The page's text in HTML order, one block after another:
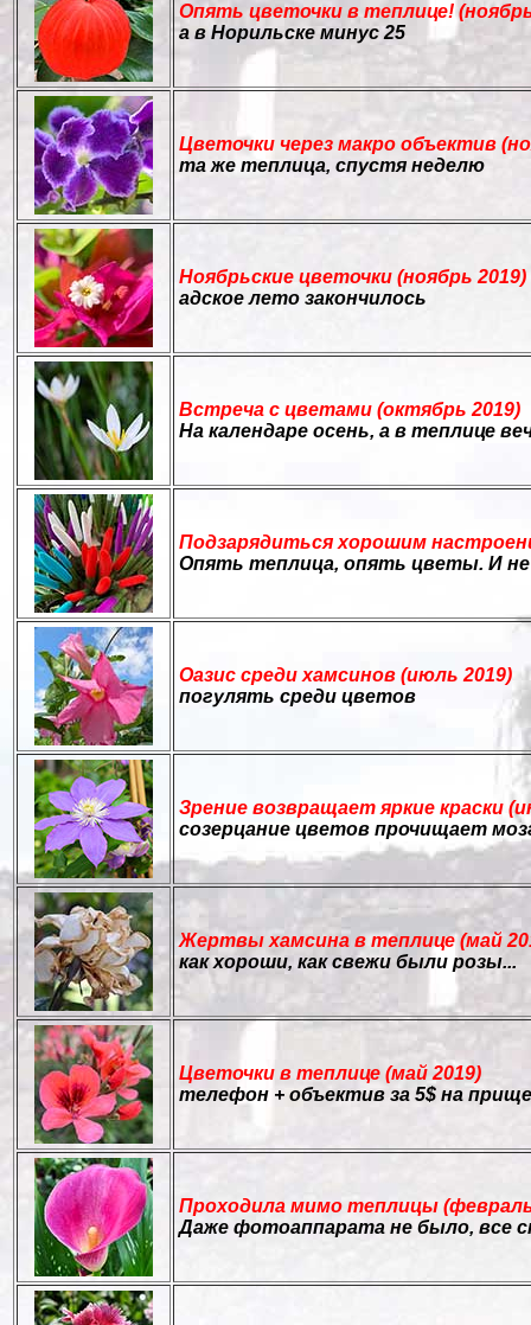
Опять цветочки в теплице!
а в Норильске минус 25
Цветочки через макро объектив
та же теплица, спустя неделю
Ноябрьские цветочки (ноябрь 2019)
адское лето закончилось
Встреча с цветами (октябрь 2019)
На календаре осень, а в теплице
Подзарядиться хорошим
Опять теплица, опять цветы. И
Оазис среди хамсинов (июль 2019)
погулять среди цветов
Зрение возвращает яркие краски
созерцание цветов прочищает
Жертвы хамсина в теплице (май
как хороши, как свежи были розы...
Цветочки в теплице (май 2019)
телефон + объектив за 5$ на
Проходила мимо теплицы
Даже фотоаппарата не было, все